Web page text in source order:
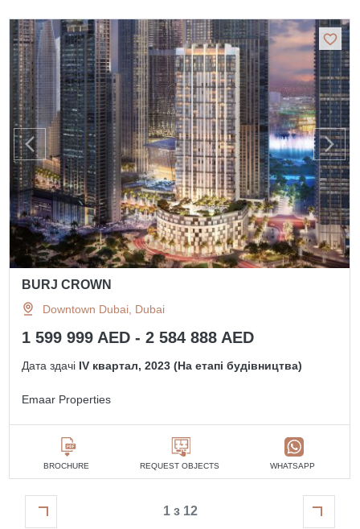
BURJ CROWN
Downtown Dubai, Dubai
1 599 999 AED - 2 584 888 AED
Дата здачі IV квартал, 2023 (На етапі будівництва)
Emaar Properties
BROCHURE REQUEST OBJECTS WHATSAPP
1 з 12